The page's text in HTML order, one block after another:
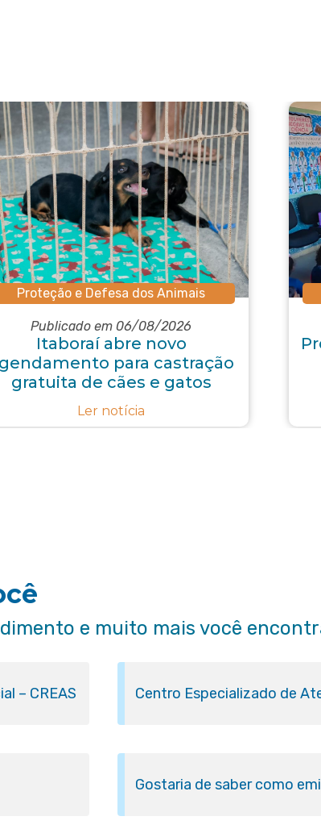
Proteção e Defesa dos Animais
Publicado em 06/08/2026
Itaboraí abre novo
para castração
gratuita de cães e gatos
Ler notícia
e muito mais você
– CREAS Centro Especializado de
Gostaria de saber como